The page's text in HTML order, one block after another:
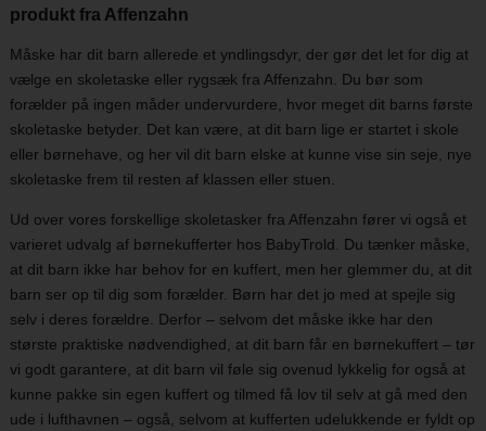
produkt fra Affenzahn
Måske har dit barn allerede et yndlingsdyr, der gør det let for dig at
vælge en skoletaske eller rygsæk fra Affenzahn. Du bør som
forælder på ingen måder undervurdere, hvor meget dit barns første
skoletaske betyder. Det kan være, at dit barn lige er startet i skole
eller børnehave, og her vil dit barn elske at kunne vise sin seje, nye
skoletaske frem til resten af klassen eller stuen.
Ud over vores forskellige skoletasker fra Affenzahn fører vi også et
varieret udvalg af børnekufferter hos BabyTrold. Du tænker måske,
at dit barn ikke har behov for en kuffert, men her glemmer du, at dit
barn ser op til dig som forælder. Børn har det jo med at spejle sig
selv i deres forældre. Derfor – selvom det måske ikke har den
største praktiske nødvendighed, at dit barn får en børnekuffert – tør
vi godt garantere, at dit barn vil føle sig ovenud lykkelig for også at
kunne pakke sin egen kuffert og tilmed få lov til selv at gå med den
ude i lufthavnen – også, selvom at kufferten udelukkende er fyldt op